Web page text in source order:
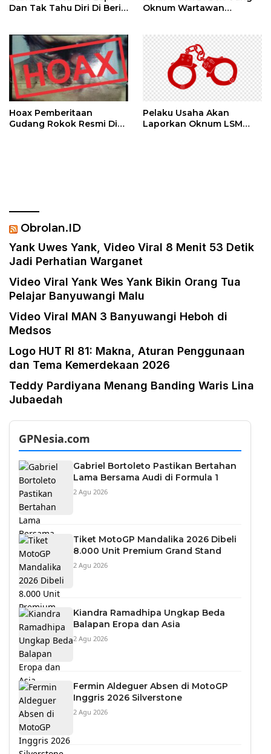
Dan Tak Tahu Diri Di Beri
Oknum Wartawan
Seperti Di Mall
Menawarkan Hadiah
Hoax Pemberitaan
Gudang Rokok Resmi Di
Pelaku Usaha Akan
Laporkan Oknum LSM
Obrolan.ID
Yank Uwes Yank, Video Viral 8 Menit 53 Detik
Jadi Perhatian Warganet
Video Viral Yank Wes Yank Bikin Orang Tua
Pelajar Banyuwangi Malu
Video Viral MAN 3 Banyuwangi Heboh di
Medsos
Logo HUT RI 81: Makna, Aturan Penggunaan
dan Tema Kemerdekaan 2026
Teddy Pardiyana Menang Banding Waris Lina
Jubaedah
GPNesia.com
Gabriel Bortoleto Pastikan Bertahan
Lama Bersama Audi di Formula 1
2 Agu 2026
Tiket MotoGP Mandalika 2026 Dibeli
8.000 Unit Premium Grand Stand
2 Agu 2026
Kiandra Ramadhipa Ungkap Beda
Balapan Eropa dan Asia
2 Agu 2026
Fermin Aldeguer Absen di MotoGP
Inggris 2026 Silverstone
2 Agu 2026